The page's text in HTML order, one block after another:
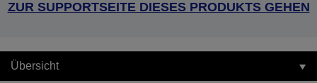
ZUR SUPPORTSEITE DIESES PRODUKTS GEHEN
Übersicht